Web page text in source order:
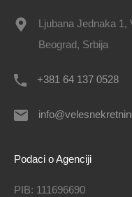
Ljubana Jednaka 1,
Beograd, Srbija
+381 64 137 0528
Podaci o Agenciji
PIB: 111696690